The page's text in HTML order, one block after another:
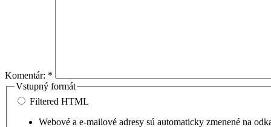
Komentár: *
Vstupný formát
Filtered HTML
Webové a e-mailové adresy sú automaticky zmenené na